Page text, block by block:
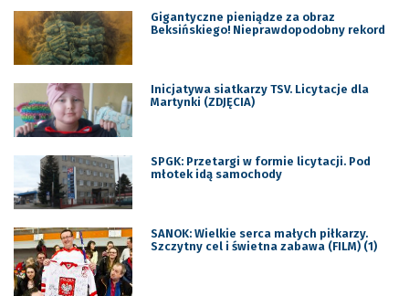
Gigantyczne pieniądze za obraz
Beksińskiego! Nieprawdopodobny rekord
Inicjatywa siatkarzy TSV. Licytacje dla
Martynki (ZDJĘCIA)
SPGK: Przetargi w formie licytacji. Pod
młotek idą samochody
SANOK: Wielkie serca małych piłkarzy.
Szczytny cel i świetna zabawa (FILM) (1)